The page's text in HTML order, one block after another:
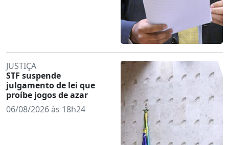
JUSTIÇA
STF suspende
julgamento de lei que
proíbe jogos de azar
06/08/2026 às 18h24